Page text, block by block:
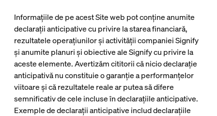
Informațiile de pe acest Site web pot conține anumite
declarații anticipative cu privire la starea financiară,
rezultatele operațiunilor și activității companiei Signify
și anumite planuri și obiective ale Signify cu privire la
aceste elemente. Avertizăm cititorii că nicio declarație
anticipativă nu constituie o garanție a performanțelor
viitoare și că rezultatele reale ar putea să difere
semnificativ de cele incluse în declarațiile anticipative.
Exemple de declarații anticipative includ declarațiile